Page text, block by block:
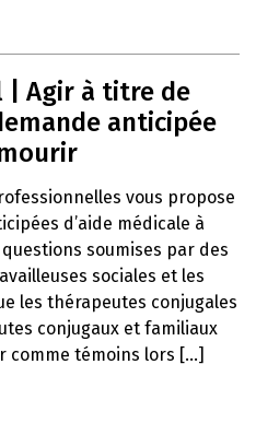
| Agir à titre de
anticipée
vous propose
d’aide médicale à
soumises par des
sociales et les
les thérapeutes conjugales
conjugaux et familiaux
comme témoins lors [...]